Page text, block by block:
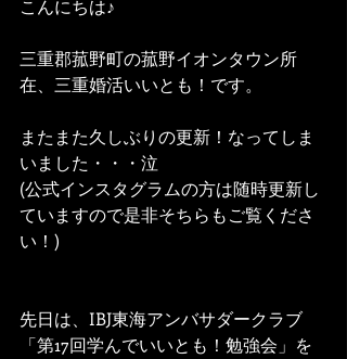
こんにちは♪
三重郡菰野町の菰野イオンタウン所
在、三重婚活いいとも！です。
またまた久しぶりの更新！なってしま
いました・・・泣
(公式インスタグラムの方は随時更新し
ていますので是非そちらもご覧くださ
い！)
先日は、IBJ東海アンバサダークラブ
「第17回学んでいいとも！勉強会」を